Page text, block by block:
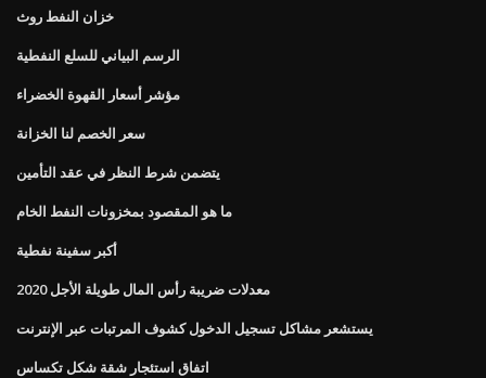
خزان النفط روث
الرسم البياني للسلع النفطية
مؤشر أسعار القهوة الخضراء
سعر الخصم لنا الخزانة
يتضمن شرط النظر في عقد التأمين
ما هو المقصود بمخزونات النفط الخام
أكبر سفينة نفطية
معدلات ضريبة رأس المال طويلة الأجل 2020
يستشعر مشاكل تسجيل الدخول كشوف المرتبات عبر الإنترنت
اتفاق استئجار شقة شكل تكساس